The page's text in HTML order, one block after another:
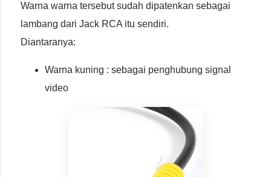
Warna warna tersebut sudah dipatenkan sebagai
lambang dari Jack RCA itu sendiri.
Diantaranya:
Warna kuning : sebagai penghubung signal
video